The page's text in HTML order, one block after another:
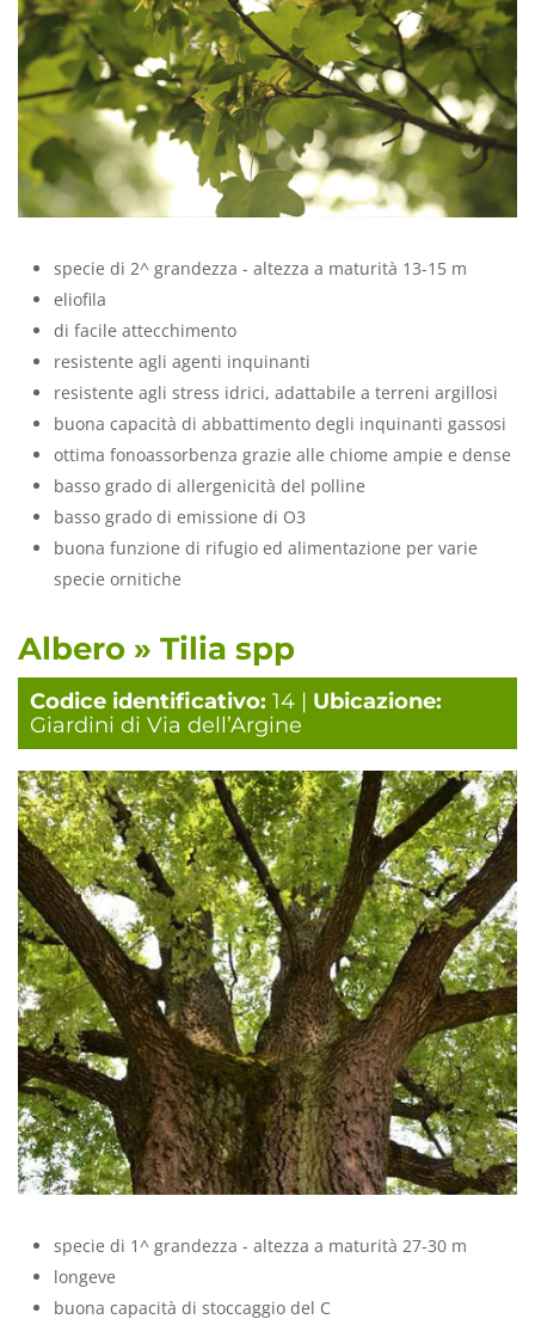
specie di 2^ grandezza - altezza a maturità 13-15 m
eliofila
di facile attecchimento
resistente agli agenti inquinanti
resistente agli stress idrici, adattabile a terreni argillosi
buona capacità di abbattimento degli inquinanti gassosi
ottima fonoassorbenza grazie alle chiome ampie e dense
basso grado di allergenicità del polline
basso grado di emissione di O3
buona funzione di rifugio ed alimentazione per varie
specie ornitiche
Albero » Tilia spp
Codice identificativo: 14 | Ubicazione:
Giardini di Via dell’Argine
specie di 1^ grandezza - altezza a maturità 27-30 m
longeve
buona capacità di stoccaggio del C